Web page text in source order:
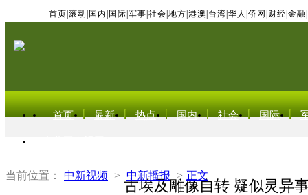
首页 滚动 国内 国际 军事 社会 地方 港澳 台湾 华人 侨网 财经 金融
首页 最新 热点 国内 社会 国际
当前位置： 中新视频 > 中新播报 > 正文
古埃及雕像自转 疑似灵异